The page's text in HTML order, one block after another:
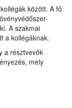
között. A fő
A szakmai
a kollégáknak.
a résztvevők
mely